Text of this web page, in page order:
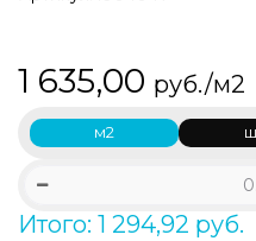
1 635,00 руб./м2
м2
Итого: 1 294,92 руб.